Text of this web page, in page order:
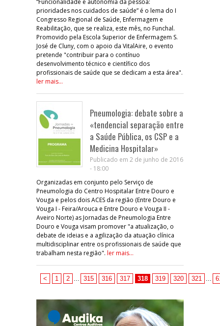
prioridades nos cuidados de saúde” é o lema do I
Congresso Regional de Saúde, Enfermagem e
Reabilitação, que se realiza, este mês, no Funchal.
Promovido pela Escola Superior de Enfermagem S.
José de Cluny, com o apoio da VitalAire, o evento
pretende "contribuir para o contínuo
desenvolvimento técnico e científico dos
profissionais de saúde que se dedicam a esta área".
ler mais...
Pneumologia: debate sobre a
«tendencial separação entre
a Saúde Pública, os CSP e a
Medicina Hospitalar»
Publicado em 2 de junho de 2016
- 18:00
Organizadas em conjunto pelo Serviço de
Pneumologia do Centro Hospitalar Entre Douro e
Vouga e pelos dois ACES da região (Entre Douro e
Vouga I - Feira/Arouca e Entre Douro e Vouga II -
Aveiro Norte) as Jornadas de Pneumologia Entre
Douro e Vouga visam promover "a atualização, o
debate de ideias e a agilização da atuação clínica
multidisciplinar entre os profissionais de saúde que
trabalham nesta região". ler mais...
< 1 2 315 316 317 318 319 320 321